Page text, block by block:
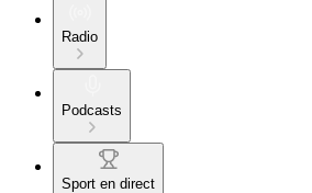
Radio
Podcasts
Sport en direct